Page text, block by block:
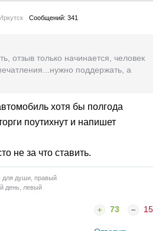
Иркутск Сообщений: 341
отзыв только начинается, человек
поддержать, а
хотя бы полгода
поутихнут и напишет
не за что ставить.
для души, правый
день, левый
73 15